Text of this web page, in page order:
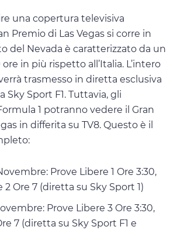
una copertura televisiva
Premio di Las Vegas si corre in
del Nevada è caratterizzato da un
in più rispetto all’Italia. L’intero
trasmesso in diretta esclusiva
Sky Sport F1. Tuttavia, gli
1 potranno vedere il Gran
in differita su TV8. Questo è il
Prove Libere 1 Ore 3:30,
2 Ore 7 (diretta su Sky Sport 1)
Prove Libere 3 Ore 3:30,
7 (diretta su Sky Sport F1 e